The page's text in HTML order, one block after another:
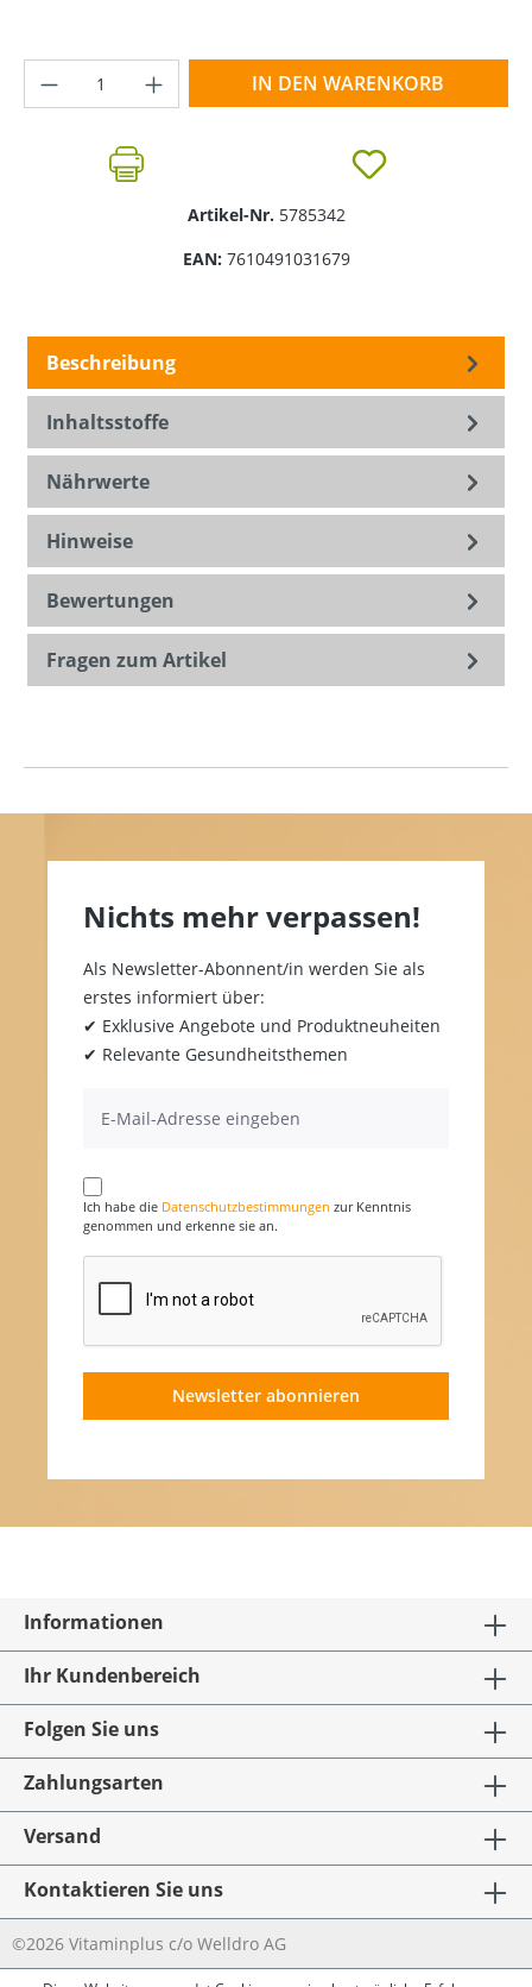
Produkt Anzahl: Gib den gewünschten
IN DEN WARENKORB
Artikel-Nr. 5785342
EAN: 7610491031679
Beschreibung
Inhaltsstoffe
Nährwerte
Hinweise
Bewertungen
Fragen zum Artikel
Nichts mehr verpassen!
Als Newsletter-Abonnent/in werden Sie als
erstes informiert über:
✔ Exklusive Angebote und Produktneuheiten
✔ Relevante Gesundheitsthemen
Ich habe die Datenschutzbestimmungen zur Kenntnis
genommen und erkenne sie an.
Newsletter abonnieren
Informationen
Ihr Kundenbereich
Folgen Sie uns
Zahlungsarten
Versand
Kontaktieren Sie uns
©2026 Vitaminplus c/o Welldro AG